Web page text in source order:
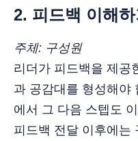
2. 피드백 이해하
주체: 구성원
리더가 피드백을 제공
과 공감대를 형성해야
에서 그 다음 스텝도
피드백 전달 이후에는